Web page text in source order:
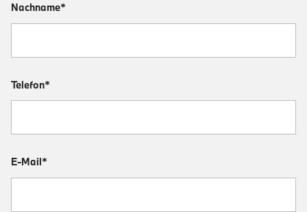
Nachname*
Telefon*
E-Mail*